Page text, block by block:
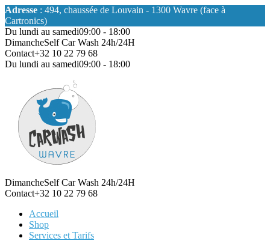
Adresse : 494, chaussée de Louvain - 1300 Wavre (face à
Cartronics)
Du lundi au samedi09:00 - 18:00
DimancheSelf Car Wash 24h/24H
Contact+32 10 22 79 68
Du lundi au samedi09:00 - 18:00
DimancheSelf Car Wash 24h/24H
Contact+32 10 22 79 68
Accueil
Shop
Services et Tarifs